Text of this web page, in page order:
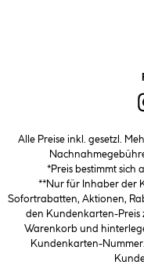
Alle Preise inkl. gesetzl.
*Preis bestimmt sich
**Nur für Inhaber der
Sofortrabatten, Aktionen,
den Kundenkarten-Preis
Warenkorb und
Kundenkarten-